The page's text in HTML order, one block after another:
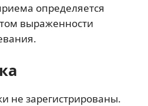
определяется
выраженности
не зарегистрированы.